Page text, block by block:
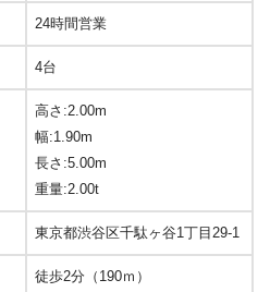
24時間営業
4台
高さ:2.00m
幅:1.90m
長さ:5.00m
重量:2.00t
東京都渋谷区千駄ヶ谷1丁目29-1
徒歩2分（190ｍ）